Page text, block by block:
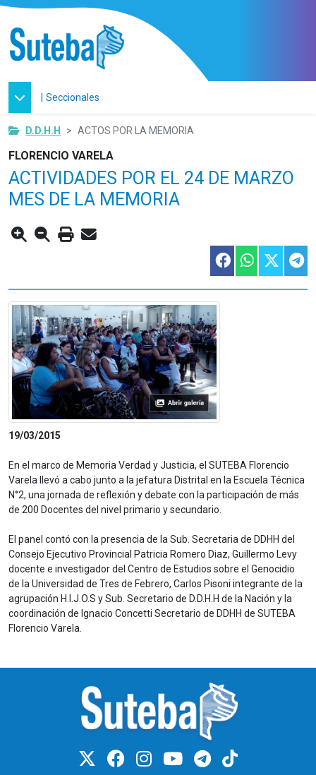
| Seccionales
D.D.H.H ACTOS POR LA MEMORIA
FLORENCIO VARELA
ACTIVIDADES POR EL 24 DE MARZO
MES DE LA MEMORIA
19/03/2015
En el marco de Memoria Verdad y Justicia, el SUTEBA Florencio
Varela llevó a cabo junto a la jefatura Distrital en la Escuela Técnica
N°2, una jornada de reflexión y debate con la participación de más
de 200 Docentes del nivel primario y secundario.
El panel contó con la presencia de la Sub. Secretaria de DDHH del
Consejo Ejecutivo Provincial Patricia Romero Diaz, Guillermo Levy
docente e investigador del Centro de Estudios sobre el Genocidio
de la Universidad de Tres de Febrero, Carlos Pisoni integrante de la
agrupación H.I.J.O.S y Sub. Secretario de D.D.H.H de la Nación y la
coordinación de Ignacio Concetti Secretario de DDHH de SUTEBA
Florencio Varela.